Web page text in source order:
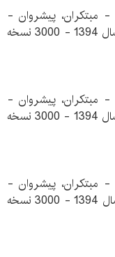
- مبتكران، پيشروان -
396 صفحه - رحلي (شوميز) - چاپ 163 سال 1394 - 3000 نسخه
- مبتكران، پيشروان -
396 صفحه - رحلي (شوميز) - چاپ 164 سال 1394 - 3000 نسخه
- مبتكران، پيشروان -
396 صفحه - رحلي (شوميز) - چاپ 171 سال 1394 - 3000 نسخه